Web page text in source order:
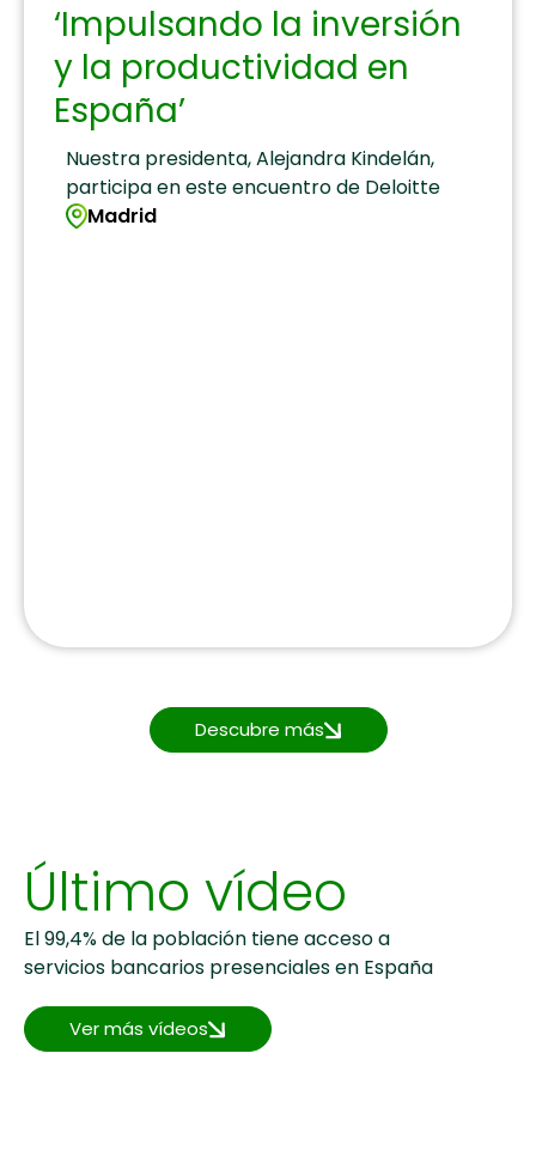
‘Impulsando la inversión
y la productividad en
España’
Nuestra presidenta, Alejandra Kindelán,
participa en este encuentro de Deloitte
Madrid
Descubre más
Último vídeo
El 99,4% de la población tiene acceso a
servicios bancarios presenciales en España
Ver más vídeos